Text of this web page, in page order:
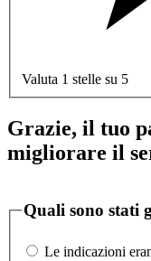
Valuta 1 stelle su 5
Grazie, il tuo
migliorare il
Quali sono stati
Le indicazioni